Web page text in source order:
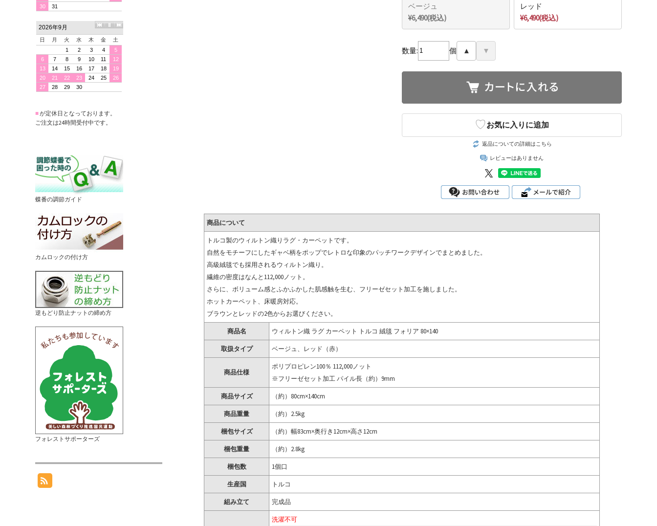
ベージュ
¥6,490(税込)
レッド
¥6,490(税込)
数量: 個 ▲ ▼
♡お気に入りに追加
返品についての詳細はこちら
レビューはありません
商品について
トルコ製のウィルトン織りラグ・カーペットです。
自然をモチーフにしたギャベ柄をポップでレトロな印象のパッチワークデザインでまとめました。
高級絨毯でも採用されるウィルトン織り。
繊維の密度はなんと112,000ノット。
さらに、ボリューム感とふかふかした肌感触を生む、フリーゼセット加工を施しました。
ホットカーペット、床暖房対応。
ブラウンとレッドの2色からお選びください。
商品名 ウィルトン織 ラグ カーペット トルコ 絨毯 フォリア 80×140
取扱タイプ ベージュ、レッド（赤）
商品仕様
ポリプロピレン100％ 112,000ノット
※フリーゼセット加工 パイル長（約）9mm
商品サイズ （約）80cm×140cm
商品重量 （約）2.5kg
梱包サイズ （約）幅83cm×奥行き12cm×高さ12cm
梱包重量 （約）2.8kg
梱包数 1個口
生産国 トルコ
組み立て 完成品
洗濯不可
■が定休日となっております。
ご注文は24時間受付中です。
蝶番の調節ガイド
カムロックの付け方
逆もどり防止ナットの締め方
フォレストサポーターズ